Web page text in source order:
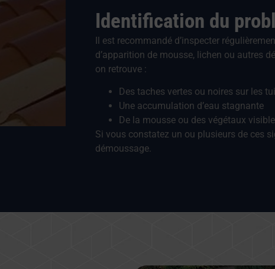
Identification du
Il est recommandé d’inspecter
d’apparition de mousse, lichen ou autres
on retrouve :
Des taches vertes ou noires sur les
Une accumulation d’eau stagnante
De la mousse ou des végétaux
Si vous constatez un ou plusieurs de ces
démoussage.